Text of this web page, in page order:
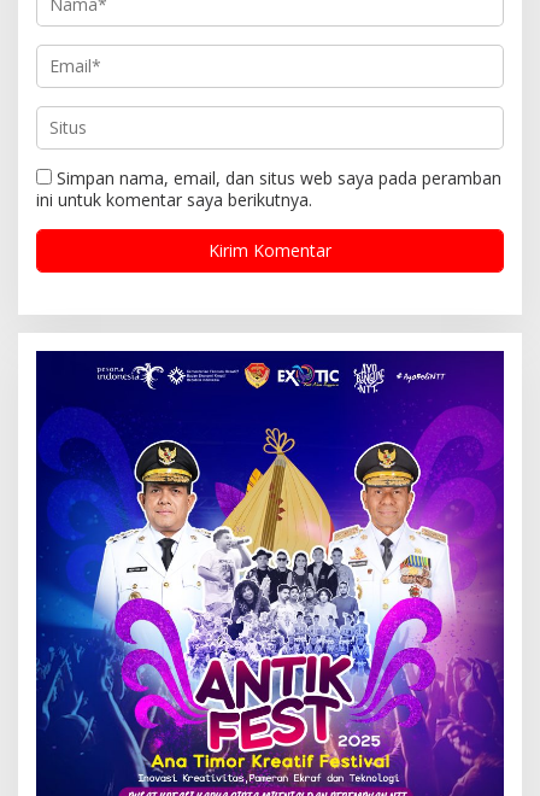
Simpan nama, email, dan situs web saya pada peramban
ini untuk komentar saya berikutnya.